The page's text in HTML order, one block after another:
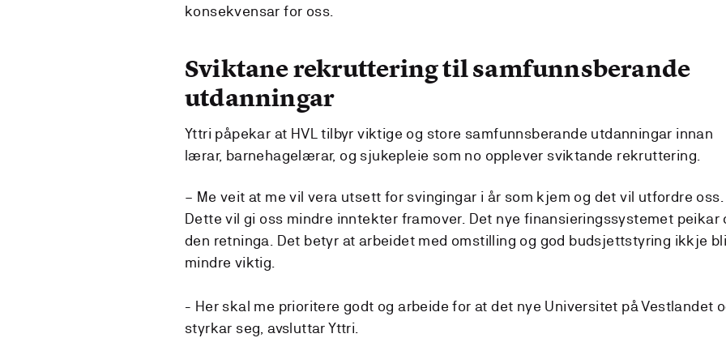
konsekvensar for oss.
Sviktane rekruttering til samfunnsberande
utdanningar
Yttri påpekar at HVL tilbyr viktige og store samfunnsberande utdanningar innan
lærar, barnehagelærar, og sjukepleie som no opplever sviktande rekruttering.
– Me veit at me vil vera utsett for svingingar i år som kjem og det vil utfordre oss.
Dette vil gi oss mindre inntekter framover. Det nye finansieringssystemet peikar
den retninga. Det betyr at arbeidet med omstilling og god budsjettstyring ikkje
mindre viktig.
- Her skal me prioritere godt og arbeide for at det nye Universitet på Vestlandet
styrkar seg, avsluttar Yttri.